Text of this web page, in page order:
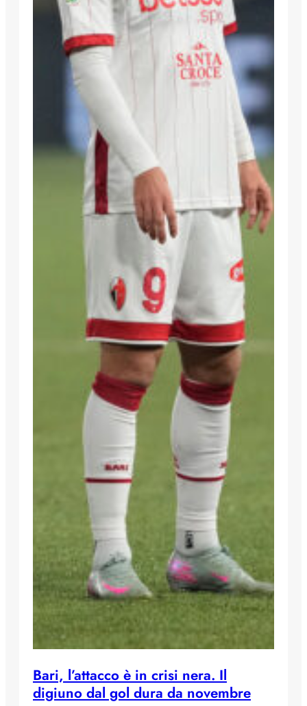
Bari, l’attacco è in crisi nera. Il
digiuno dal gol dura da novembre